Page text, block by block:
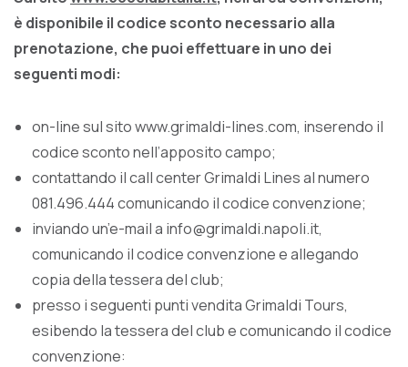
è disponibile il codice sconto necessario alla
prenotazione, che puoi effettuare in uno dei
seguenti modi:
on-line sul sito www.grimaldi-lines.com, inserendo il
codice sconto nell’apposito campo;
contattando il call center Grimaldi Lines al numero
081.496.444 comunicando il codice convenzione;
inviando un’e-mail a info@grimaldi.napoli.it,
comunicando il codice convenzione e allegando
copia della tessera del club;
presso i seguenti punti vendita Grimaldi Tours,
esibendo la tessera del club e comunicando il codice
convenzione: